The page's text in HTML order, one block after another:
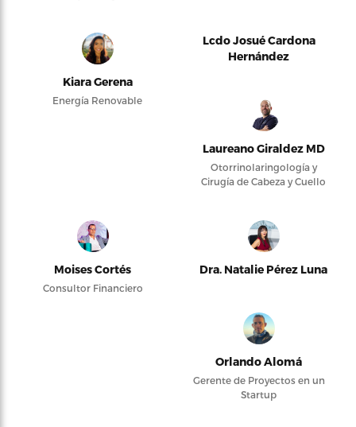
Kiara Gerena
Energía Renovable
Lcdo Josué Cardona
Hernández
Laureano Giraldez MD
Otorrinolaringología y
Cirugía de Cabeza y Cuello
Moises Cortés
Consultor Financiero
Dra. Natalie Pérez Luna
Orlando Alomá
Gerente de Proyectos en un
Startup